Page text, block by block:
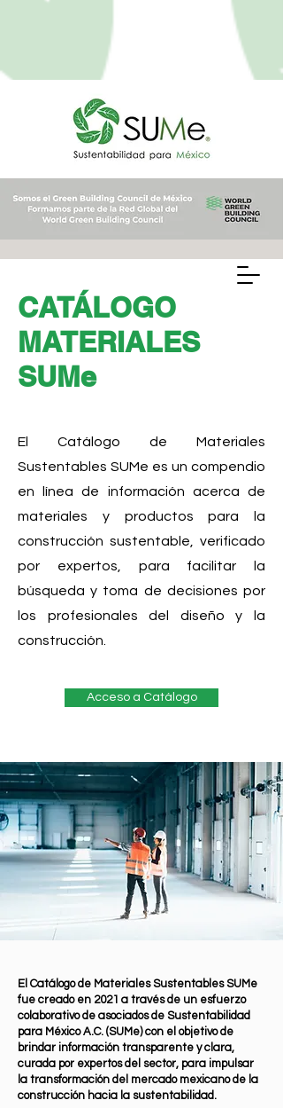
CATÁLOGO
MATERIALES
SUMe
El Catálogo de Materiales
Sustentables SUMe es un compendio
en línea de información acerca de
materiales y productos para la
construcción sustentable, verificado
por expertos, para facilitar la
búsqueda y toma de decisiones por
los profesionales del diseño y la
construcción.
Acceso a Catálogo
El Catálogo de Materiales Sustentables SUMe
fue creado en 2021 a través de un esfuerzo
colaborativo de asociados de Sustentabilidad
para México A.C. (SUMe) con el objetivo de
brindar información transparente y clara,
curada por expertos del sector, para impulsar
la transformación del mercado mexicano de la
construcción hacia la sustentabilidad.